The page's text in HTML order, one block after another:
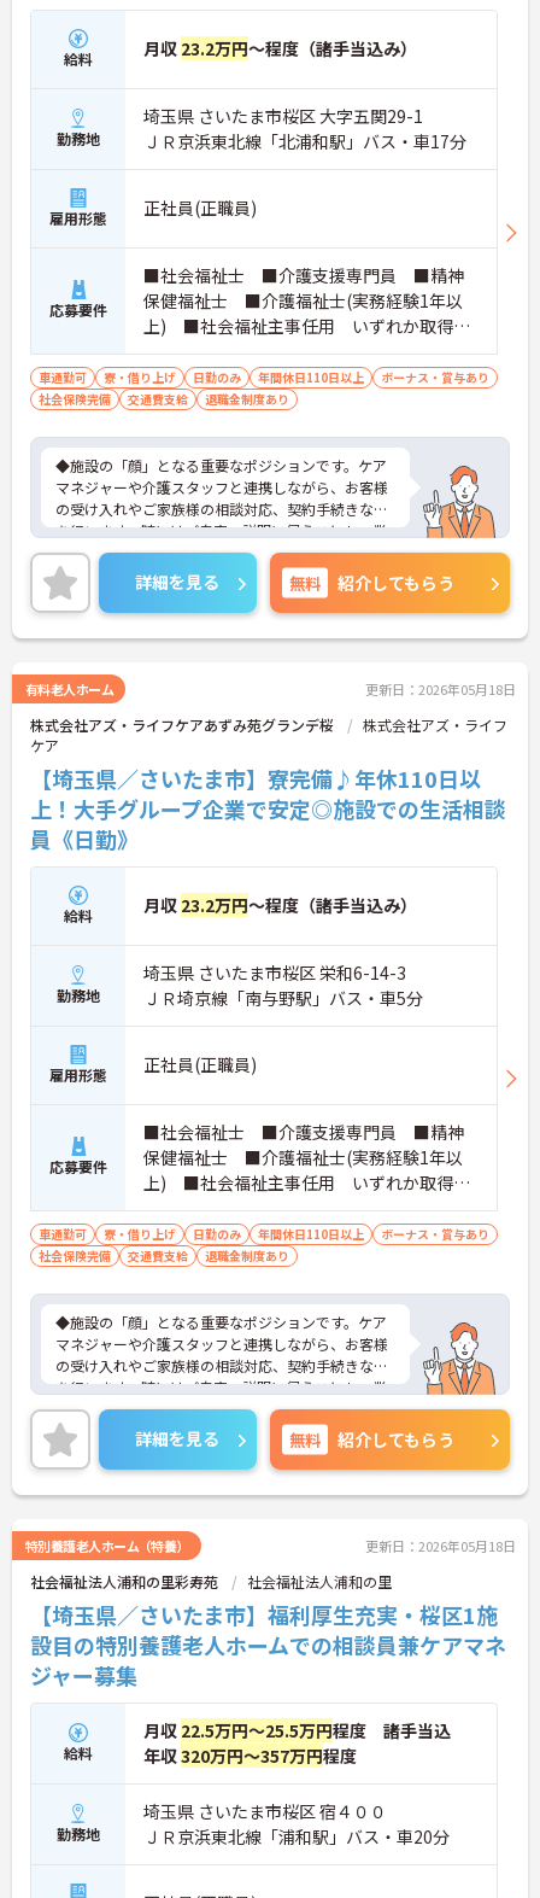
給料 月収 23.2万円～程度（諸手当込み）
勤務地
埼玉県 さいたま市桜区 大字五関29-1
ＪＲ京浜東北線「北浦和駅」バス・車17分
雇用形態 正社員(正職員)
応募要件
■社会福祉士 ■介護支援専門員 ■精神
保健福祉士 ■介護福祉士(実務経験1年以
上) ■社会福祉主事任用 いずれか取得さ
れている方 ■普通自動車免許をお持ちの
方 ※厚生労働大臣が定める科目を3科目以上
履修していることが成績証明書の提示にて
車通勤可 寮・借り上げ 日勤のみ 年間休日110日以上
ボーナス・賞与あり
社会保険完備
交通費支給 退職金制度あり
◆施設の「顔」となる重要なポジションです。ケア
マネジャーや介護スタッフと連携しながら、お客様
の受け入れやご家族様の相談対応、契約手続きなど
を行います。時にはご自宅へ説明に伺うことも。業
務の幅は広いですが、その分、お客様の「困った」
に寄り添い、解決できた時の喜びはひとしおです。
親身な対応ができるあなたを、スタッフみんなが待
っています。
◆年間休日は117日以上あり、シフト制ですが希望
しいポイントです。有給休暇は1時間単位で取得でき
るので、「ちょっと用事を済ませたい」という時に
も便利。オンとオフを上手に切り替えて、自分らし
い働き方が実現できます。
◆タブレット端末を活用した介護記録システムを導
入♪スタッフ同士の情報共有もスムーズになり、
「ご利用者様と向き合う時間が増えた」と現場でも
好評です。効率よく働けます。
詳細を見る 無料 紹介してもらう
有料老人ホーム 更新日：2026年05月18日
株式会社アズ・ライフケアあずみ苑グランデ桜
株式会社アズ・ライフ
ケア
【埼玉県／さいたま市】寮完備♪年休110日以
上！大手グループ企業で安定◎施設での生活相談
員《日勤》
給料 月収 23.2万円～程度（諸手当込み）
勤務地
埼玉県 さいたま市桜区 栄和6-14-3
ＪＲ埼京線「南与野駅」バス・車5分
雇用形態 正社員(正職員)
応募要件
■社会福祉士 ■介護支援専門員 ■精神
保健福祉士 ■介護福祉士(実務経験1年以
上) ■社会福祉主事任用 いずれか取得さ
れている方 ■普通自動車免許をお持ちの
方 ※厚生労働大臣が定める科目を3科目以上
履修していることが成績証明書の提示にて
車通勤可 寮・借り上げ 日勤のみ 年間休日110日以上
ボーナス・賞与あり
社会保険完備
交通費支給 退職金制度あり
◆施設の「顔」となる重要なポジションです。ケア
マネジャーや介護スタッフと連携しながら、お客様
の受け入れやご家族様の相談対応、契約手続きなど
を行います。時にはご自宅へ説明に伺うことも。業
務の幅は広いですが、その分、お客様の「困った」
に寄り添い、解決できた時の喜びはひとしおです。
親身な対応ができるあなたを、スタッフみんなが待
っています。
◆年間休日は117日以上あり、シフト制ですが希望
しいポイントです。有給休暇は1時間単位で取得でき
るので、「ちょっと用事を済ませたい」という時に
も便利。オンとオフを上手に切り替えて、自分らし
い働き方が実現できます。
◆タブレット端末を活用した介護記録システムを導
入♪スタッフ同士の情報共有もスムーズになり、
「ご利用者様と向き合う時間が増えた」と現場でも
好評です。効率よく働けます。
詳細を見る 無料 紹介してもらう
特別養護老人ホーム（特養） 更新日：2026年05月18日
社会福祉法人浦和の里彩寿苑 社会福祉法人浦和の里
【埼玉県／さいたま市】福利厚生充実・桜区1施
設目の特別養護老人ホームでの相談員兼ケアマネ
ジャー募集
給料
月収 22.5万円～25.5万円程度 諸手当込
年収320万円～357万円程度
勤務地
埼玉県 さいたま市桜区 宿４００
ＪＲ京浜東北線「浦和駅」バス・車20分